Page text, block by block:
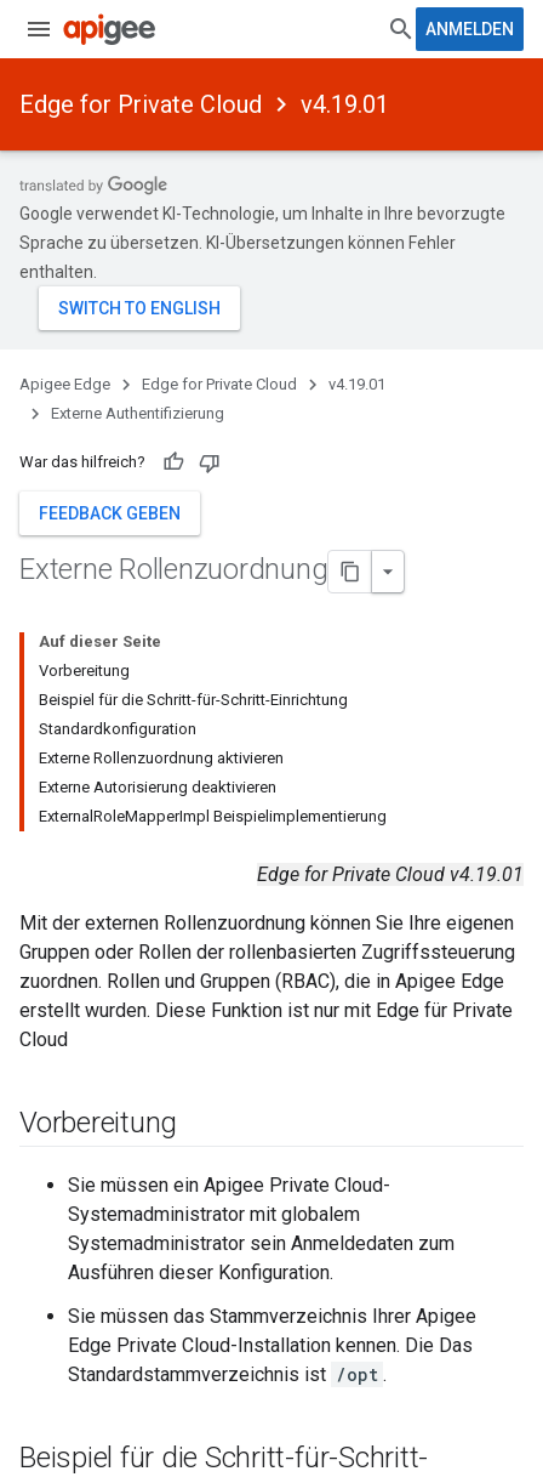
ANMELDEN
Edge for Private Cloud v4.19.01
Google verwendet KI-Technologie, um Inhalte in Ihre bevorzugte
Sprache zu übersetzen. KI-Übersetzungen können Fehler
enthalten.
Apigee Edge Edge for Private Cloud
v4.19.01
Externe Authentifizierung
War das hilfreich?
FEEDBACK GEBEN
Externe Rollenzuordnung
Auf dieser Seite
Vorbereitung
Beispiel für die Schritt-für-Schritt-Einrichtung
Standardkonfiguration
Externe Rollenzuordnung aktivieren
Externe Autorisierung deaktivieren
ExternalRoleMapperImpl Beispielimplementierung
Edge for Private Cloud v4.19.01
Mit der externen Rollenzuordnung können Sie Ihre eigenen
Gruppen oder Rollen der rollenbasierten Zugriffssteuerung
zuordnen. Rollen und Gruppen (RBAC), die in Apigee Edge
erstellt wurden. Diese Funktion ist nur mit Edge für Private
Cloud
Vorbereitung
Sie müssen ein Apigee Private Cloud-
Systemadministrator mit globalem
Systemadministrator sein Anmeldedaten zum
Ausführen dieser Konfiguration.
Sie müssen das Stammverzeichnis Ihrer Apigee
Edge Private Cloud-Installation kennen. Die Das
Standardstammverzeichnis ist /opt .
Beispiel für die Schritt-für-Schritt-